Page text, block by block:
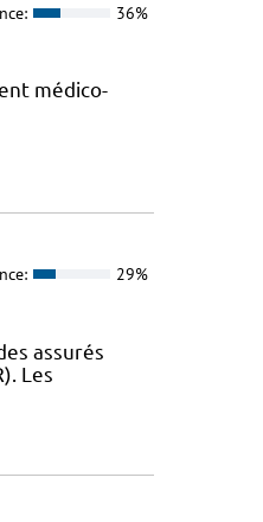
36%
médico-
29%
assurés
Les